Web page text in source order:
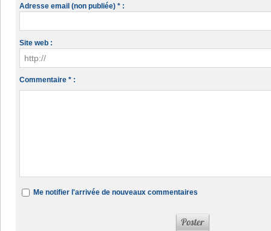
Adresse email (non publiée) * :
Site web :
Commentaire * :
Me notifier l'arrivée de nouveaux commentaires